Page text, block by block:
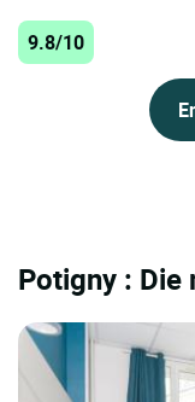
9.8/10
Potigny :